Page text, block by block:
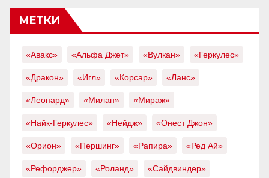
МЕТКИ
«Авакс» «Альфа Джет» «Вулкан» «Геркулес»
«Дракон» «Игл» «Корсар» «Ланс»
«Леопард» «Милан» «Мираж»
«Найк-Геркулес» «Нейдж» «Онест Джон»
«Орион» «Першинг» «Рапира» «Ред Ай»
«Рефорджер» «Роланд» «Сайдвиндер»